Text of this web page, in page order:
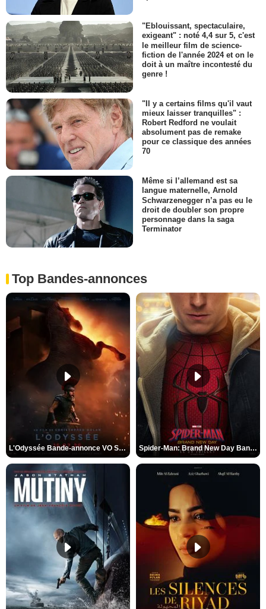
"Eblouissant, spectaculaire,
exigeant" : noté 4,4 sur 5, c'est
le meilleur film de science-
fiction de l'année 2024 et on le
doit à un maître incontesté du
genre !
"Il y a certains films qu'il vaut
mieux laisser tranquilles" :
Robert Redford ne voulait
absolument pas de remake
pour ce classique des années
70
Même si l’allemand est sa
langue maternelle, Arnold
Schwarzenegger n’a pas eu le
droit de doubler son propre
personnage dans la saga
Terminator
Top Bandes-annonces
L'Odyssée Bande-annonce VO STFR Spider-Man: Brand New Day Bande-annonce VO STFR